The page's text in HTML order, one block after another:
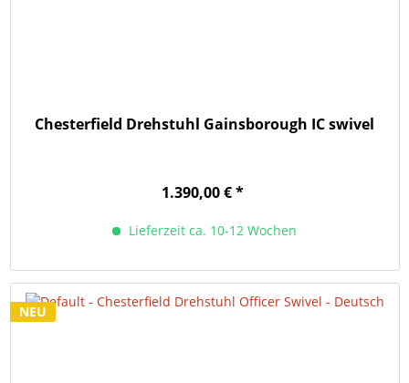
Chesterfield Drehstuhl Gainsborough IC swivel
1.390,00 € *
Lieferzeit ca. 10-12 Wochen
NEU